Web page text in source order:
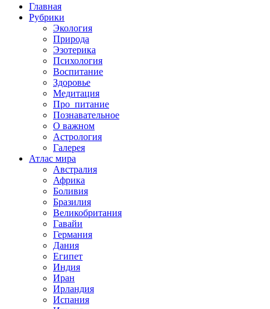
Главная
Рубрики
Экология
Природа
Эзотерика
Психология
Воспитание
Здоровье
Медитация
Про_питание
Познавательное
О важном
Астрология
Галерея
Атлас мира
Австралия
Африка
Боливия
Бразилия
Великобритания
Гавайи
Германия
Дания
Египет
Индия
Иран
Ирландия
Испания